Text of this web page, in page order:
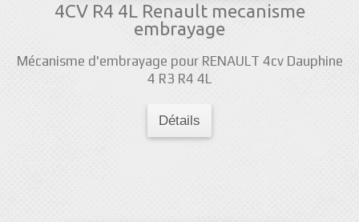
4CV R4 4L Renault mecanisme
embrayage
Mécanisme d'embrayage pour RENAULT 4cv Dauphine
4 R3 R4 4L
Détails